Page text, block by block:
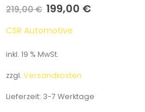
219,00€ 199,00 €
CSR Automotive
inkl. 19 % MwSt.
zzgl. Versandkosten
Lieferzeit: 3-7 Werktage